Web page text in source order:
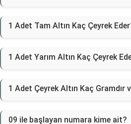
1 Adet Tam Altın Kaç Çeyrek
1 Adet Yarım Altın Kaç Çeyrek
1 Adet Çeyrek Altın Kaç Gramdır
09 ile başlayan numara kime ait?